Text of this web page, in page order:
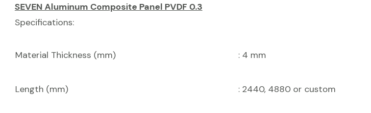
Width (mm)
Aluminum skin thickness (mm) : 0.3 mm
Coating Type : PVDF